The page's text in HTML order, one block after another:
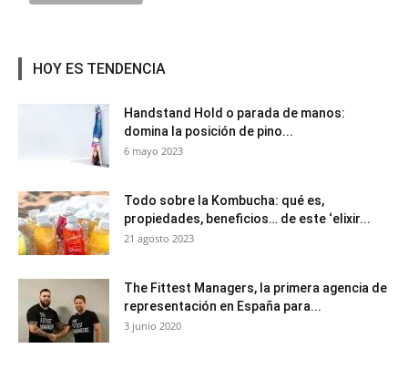
HOY ES TENDENCIA
Handstand Hold o parada de manos:
domina la posición de pino...
6 mayo 2023
Todo sobre la Kombucha: qué es,
propiedades, beneficios… de este ‘elixir...
21 agosto 2023
The Fittest Managers, la primera agencia de
representación en España para...
3 junio 2020